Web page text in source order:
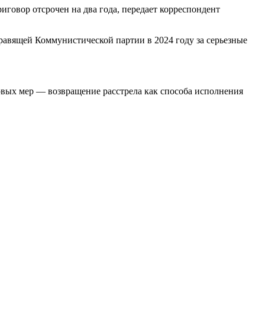
отсрочен на два года, передает корреспондент
Коммунистической партии в 2024 году за серьезные
мер — возвращение расстрела как способа исполнения